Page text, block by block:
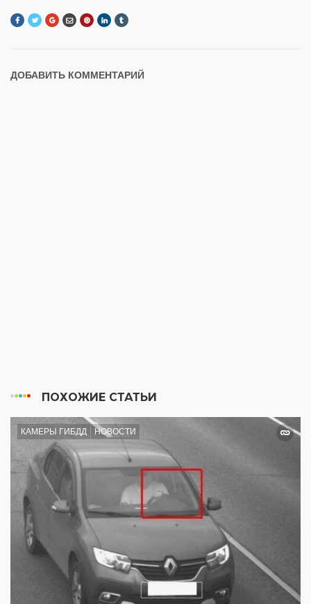
ДОБАВИТЬ КОММЕНТАРИЙ
ПОХОЖИЕ СТАТЬИ
КАМЕРЫ ГИБДД НОВОСТИ